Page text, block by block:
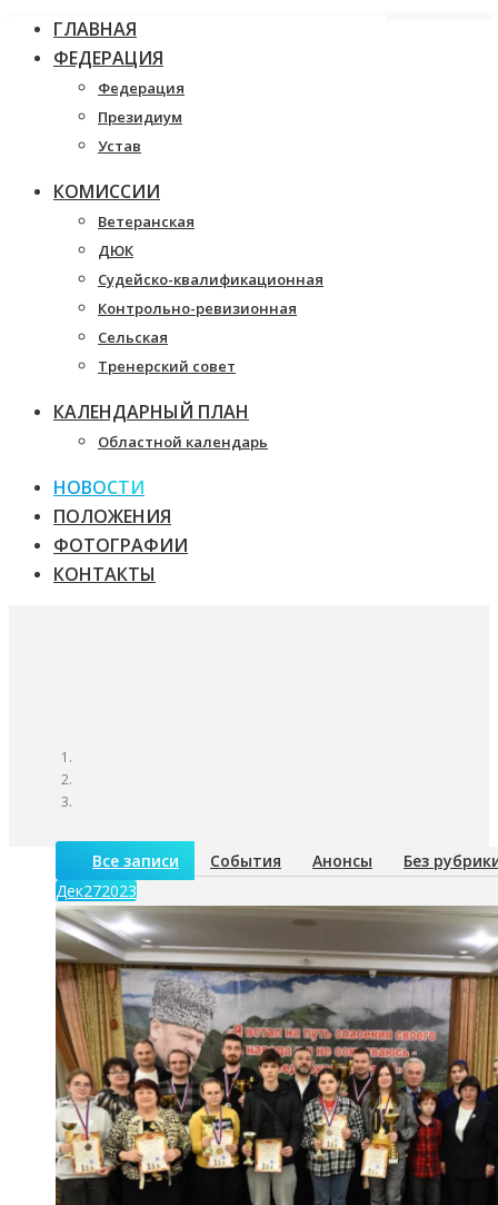
ГЛАВНАЯ
ФЕДЕРАЦИЯ
Федерация
Президиум
Устав
КОМИССИИ
Ветеранская
ДЮК
Судейско-квалификационная
Контрольно-ревизионная
Сельская
Тренерский совет
КАЛЕНДАРНЫЙ ПЛАН
Областной календарь
НОВОСТИ
ПОЛОЖЕНИЯ
ФОТОГРАФИИ
КОНТАКТЫ
Все записи События Анонсы
Без
Дек272023